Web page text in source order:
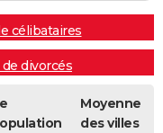
célibataires
de divorcés
Moyenne
des villes